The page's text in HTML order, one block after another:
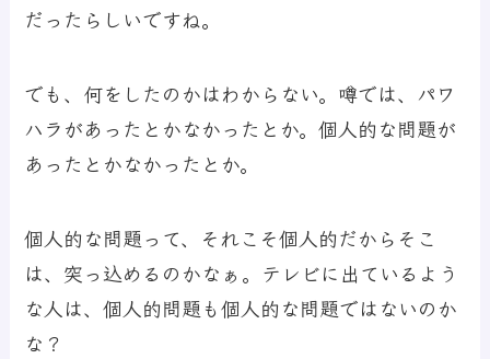
だったらしいですね。
でも、何をしたのかはわからない。噂では、パワ
ハラがあったとかなかったとか。個人的な問題が
あったとかなかったとか。
個人的な問題って、それこそ個人的だからそこ
は、突っ込めるのかなぁ。テレビに出ているよう
な人は、個人的問題も個人的な問題ではないのか
な？